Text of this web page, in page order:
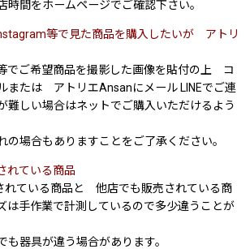
時間をホームページでご確認下さい。
等で見た商品を購入したいが アトリ
でご希望商品を撮影した画像を貼付の上 コ
または アトリエAnsanにメール LINEでご連
難しい場合はネットでご購入いただけるよう
の場合もありますことをご了承ください。
れている商品
れている商品と 他店でも販売されている商
は手作業で計測しているので多少違うことが
も器具が違う場合があります。